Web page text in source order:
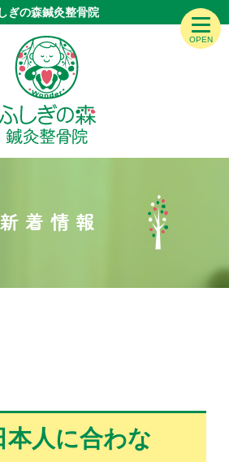
ぎの森鍼灸整骨院
本人に合わな